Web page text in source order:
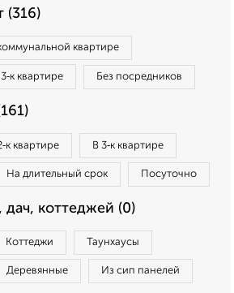
(316)
квартире
3‑к квартире Без посредников
квартире В 3‑к квартире
На длительный срок Посуточно
коттеджей (0)
Коттеджи Таунхаусы
Деревянные Из сип панелей